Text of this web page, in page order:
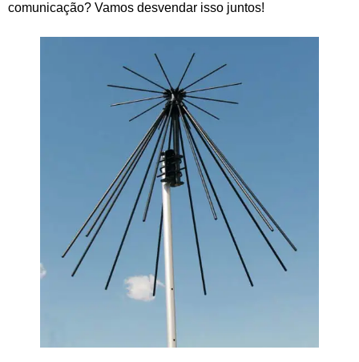
comunicação? Vamos desvendar isso juntos!